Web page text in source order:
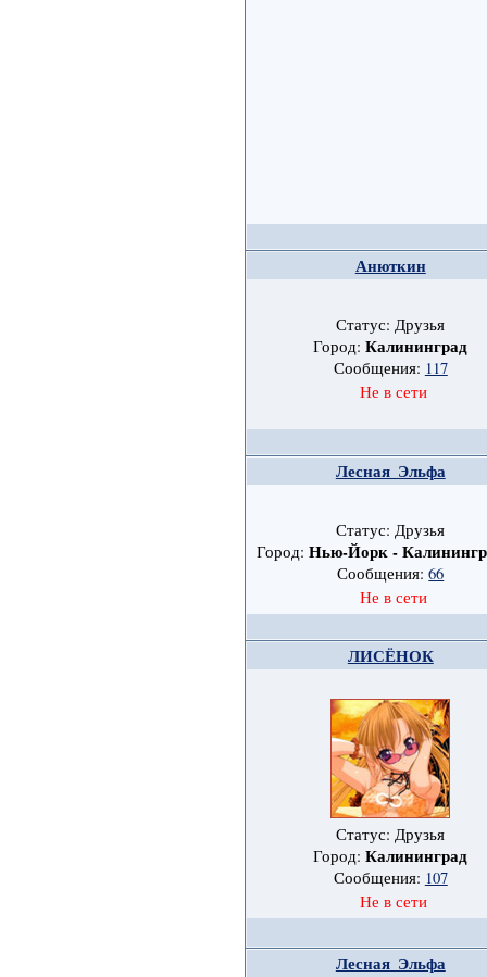
Анюткин
Статус: Друзья
Город:Калининград
Сообщения: 117
Не в сети
Лесная_Эльфа
Статус: Друзья
Город:Нью-Йорк -
Сообщения:66
Не в сети
ЛИСЁНОК
Статус: Друзья
Город:Калининград
Сообщения: 107
Не в сети
Лесная_Эльфа